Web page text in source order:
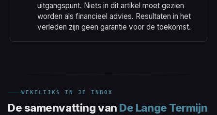
uitgangspunt. Niets in dit artikel moet gezien
worden als financieel advies. Resultaten in het
verleden zijn geen garantie voor de toekomst.
WEKELIJKS IN JE INBOX
De samenvatting van De Lange Termijn